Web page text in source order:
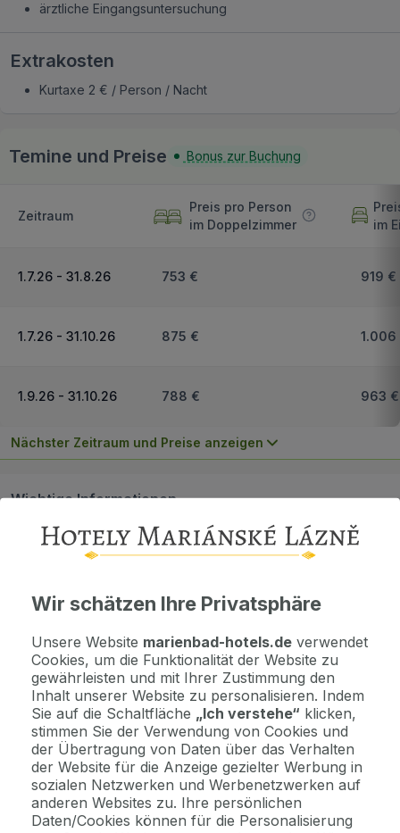
ärztliche Eingangsuntersuchung
Extrakosten
Kurtaxe 2 € / Person / Nacht
Temine und Preise Bonus zur Buchung
Zeitraum
Preis pro Person
im Doppelzimmer
im
1.7.26 - 31.8.26 753 € 919 €
1.7.26 - 31.10.26 875 € 1.006
1.9.26 - 31.10.26 788 € 963 €
Nächster Zeitraum und Preise anzeigen
Wichtige Informationen
Kontaktdaten. Unterkunftsbedingungen und andere...
Machen Sie Freude mit einem Geschenkvoucher
Jetzt bezahlen Sie gar nichts.
Die Zahlungsmodalitäten erhalten Sie zusammen mit dem Angebot
per E-Mail.
Hinweis
Kulturprogramm 1.6.-15.9.2026 / je nach Wetterlage /
Wir schätzen Ihre Privatsphäre
Unsere Website marienbad-hotels.de verwendet
Cookies, um die Funktionalität der Website zu
gewährleisten und mit Ihrer Zustimmung den
Inhalt unserer Website zu personalisieren. Indem
Sie auf die Schaltfläche „Ich verstehe“ klicken,
stimmen Sie der Verwendung von Cookies und
der Übertragung von Daten über das Verhalten
der Website für die Anzeige gezielter Werbung in
sozialen Netzwerken und Werbenetzwerken auf
anderen Websites zu. Ihre persönlichen
Daten/Cookies können für die Personalisierung